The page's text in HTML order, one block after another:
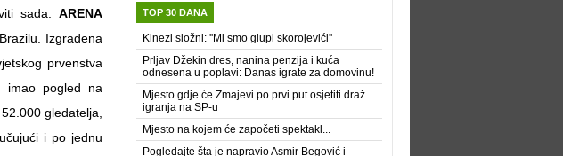
sada. ARENA
Izgrađena
prvenstva
imao pogled na
gledatelja,
i po jednu
TOP 30 DANA
Kinezi složni: ''Mi smo glupi skorojevići''
Prljav Džekin dres, nanina penzija i kuća
odnesena u poplavi: Danas igrate za domovinu!
Mjesto gdje će Zmajevi po prvi put osjetiti draž
igranja na SP-u
Mjesto na kojem će započeti spektakl...
Pogledajte šta je napravio Asmir Begović i